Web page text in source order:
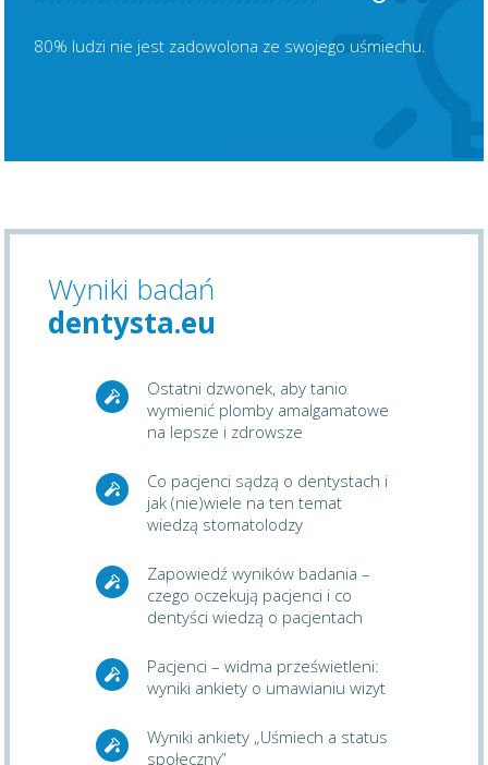
80% ludzi nie jest zadowolona ze swojego uśmiechu.
Wyniki badań
dentysta.eu
Ostatni dzwonek, aby tanio
wymienić plomby amalgamatowe
na lepsze i zdrowsze
Co pacjenci sądzą o dentystach i
jak (nie)wiele na ten temat
wiedzą stomatolodzy
Zapowiedź wyników badania –
czego oczekują pacjenci i co
dentyści wiedzą o pacjentach
Pacjenci – widma prześwietleni:
wyniki ankiety o umawianiu wizyt
Wyniki ankiety „Uśmiech a status
społeczny”